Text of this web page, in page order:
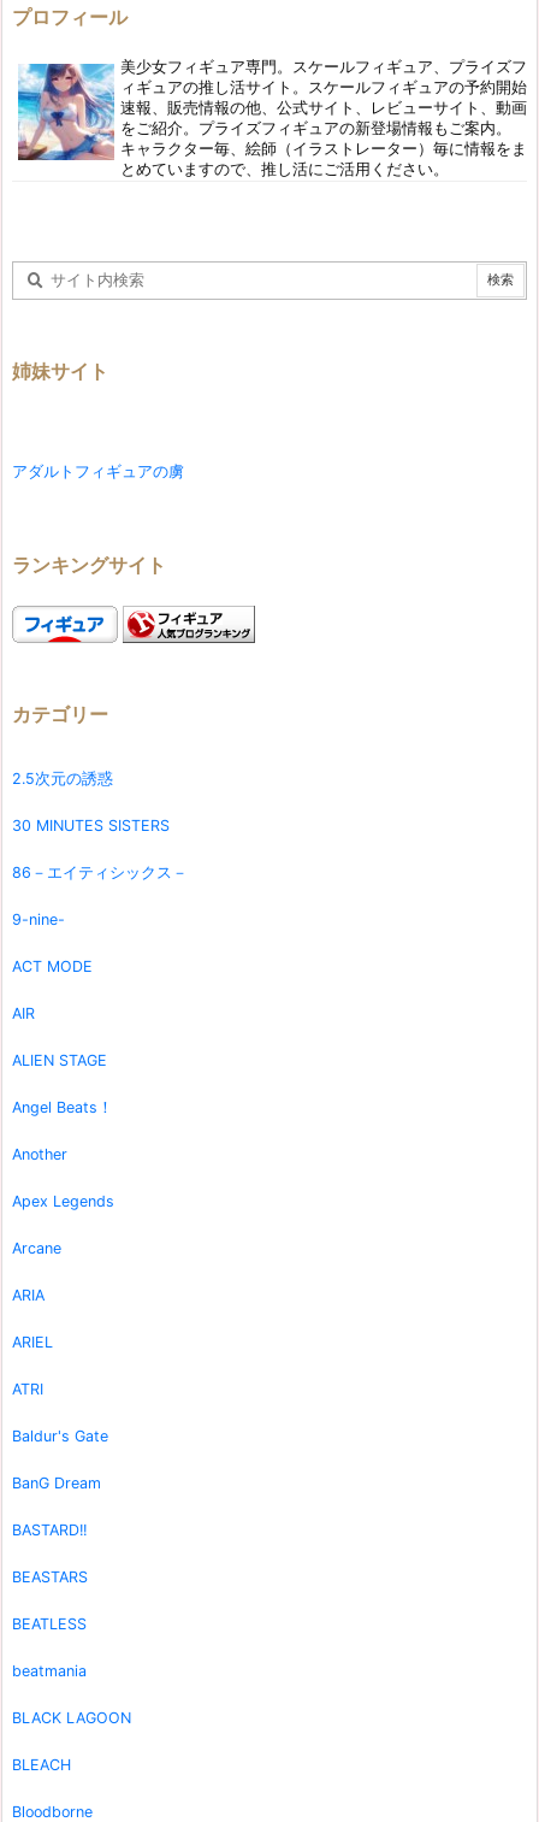
プロフィール
美少女フィギュア専門。スケールフィギュア、プライズフ
ィギュアの推し活サイト。スケールフィギュアの予約開始
速報、販売情報の他、公式サイト、レビューサイト、動画
をご紹介。プライズフィギュアの新登場情報もご案内。
キャラクター毎、絵師（イラストレーター）毎に情報をま
とめていますので、推し活にご活用ください。
姉妹サイト
アダルトフィギュアの虜
ランキングサイト
カテゴリー
2.5次元の誘惑
30 MINUTES SISTERS
86－エイティシックス－
9-nine-
ACT MODE
AIR
ALIEN STAGE
Angel Beats！
Another
Apex Legends
Arcane
ARIA
ARIEL
ATRI
Baldur's Gate
BanG Dream
BASTARD!!
BEASTARS
BEATLESS
beatmania
BLACK LAGOON
BLEACH
Bloodborne